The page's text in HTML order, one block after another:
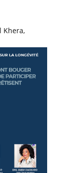
Khera,